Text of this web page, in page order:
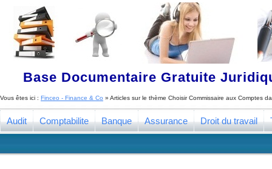
Base Documentaire Gratuite
Vous êtes ici : Finceo - Finance & Co » Articles sur le thème Choisir Commissaire aux Comptes
Audit Comptabilite Banque Assurance Droit du travail